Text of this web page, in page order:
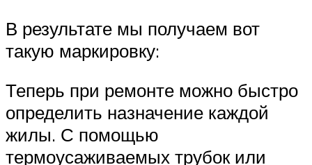
В результате мы получаем вот
такую маркировку:
Теперь при ремонте можно быстро
определить назначение каждой
жилы. С помощью
термоусаживаемых трубок или